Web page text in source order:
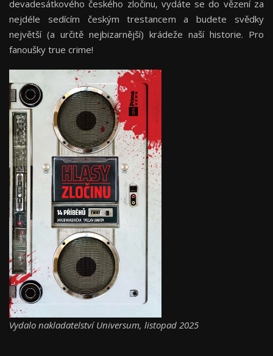
devadesátkového českého zločinu, vydáte se do vězení za
nejdéle sedícím českým trestancem a budete svědky
největší (a určitě nejbizarnější) krádeže naší historie. Pro
fanoušky true crime!
Vydalo nakladatelství Universum, listopad 2025